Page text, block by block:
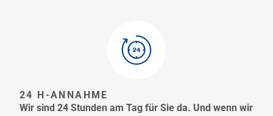
24 H-ANNAHME
Wir sind 24 Stunden am Tag für Sie da. Und wenn wir